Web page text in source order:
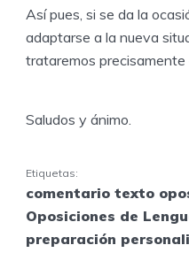
Así pues, si se da la
adaptarse a la nueva
trataremos precisamente
Saludos y ánimo.
Etiquetas:
comentario texto
Oposiciones de
preparación